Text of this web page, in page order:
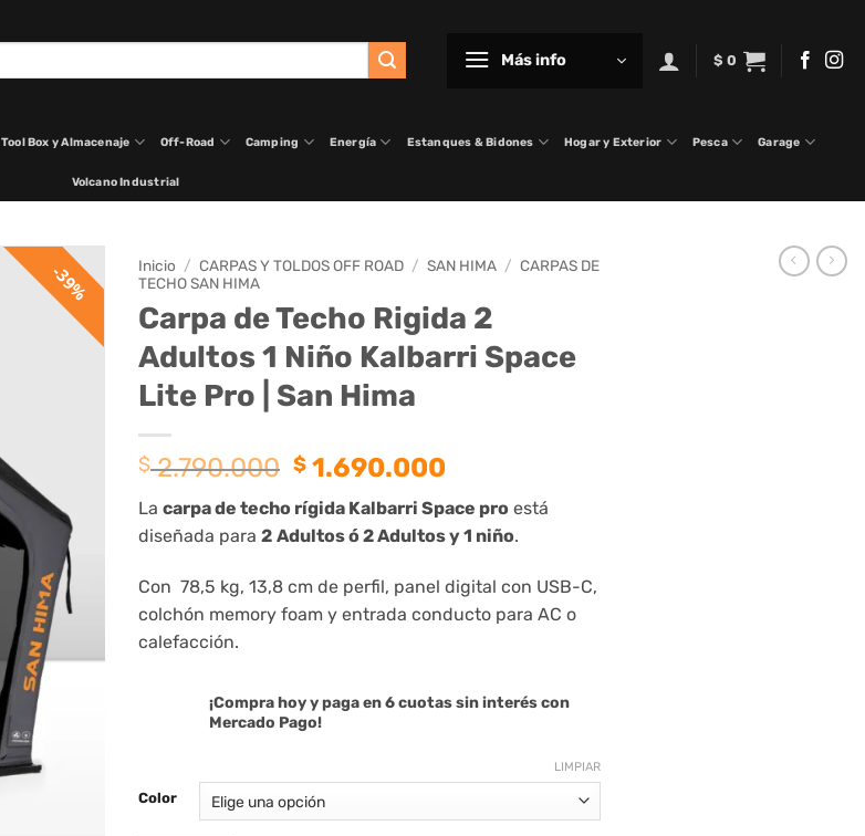
Más info $ 0
Tool Box y Almacenaje Off-Road Camping Energía Estanques & Bidones Hogar y Exterior Pesca Garage
Volcano Industrial
39% Inicio / CARPAS Y TOLDOS OFF ROAD / SAN HIMA / CARPAS DE
TECHO SAN HIMA
Carpa de Techo Rigida 2
Adultos 1 Niño Kalbarri Space
Lite Pro | San Hima
$2.790.000 El
precio
original
era:
$ 2.790.000.
$ 1.690.000
actual
es:
$ 1.690.000.
La carpa de techo rígida Kalbarri Space pro está
diseñada para 2 Adultos ó 2 Adultos y 1 niño.
Con 78,5 kg, 13,8 cm de perfil, panel digital con USB-C,
colchón memory foam y entrada conducto para AC o
calefacción.
¡Compra hoy y paga en 6 cuotas sin interés con
Mercado Pago!
Color
LIMPIAR